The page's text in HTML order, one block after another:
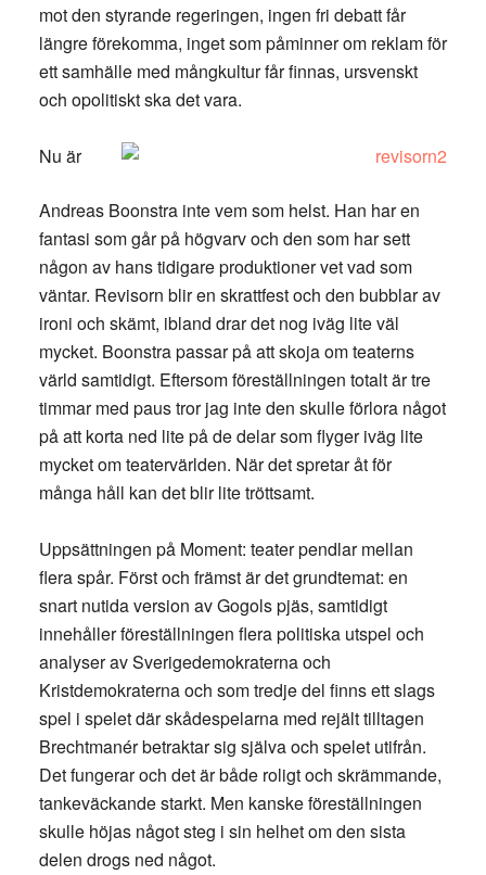
mot den styrande regeringen, ingen fri debatt får
längre förekomma, inget som påminner om reklam för
ett samhälle med mångkultur får finnas, ursvenskt
och opolitiskt ska det vara.
Nu är
Andreas Boonstra inte vem som helst. Han har en
fantasi som går på högvarv och den som har sett
någon av hans tidigare produktioner vet vad som
väntar. Revisorn blir en skrattfest och den bubblar av
ironi och skämt, ibland drar det nog iväg lite väl
mycket. Boonstra passar på att skoja om teaterns
värld samtidigt. Eftersom föreställningen totalt är tre
timmar med paus tror jag inte den skulle förlora något
på att korta ned lite på de delar som flyger iväg lite
mycket om teatervärlden. När det spretar åt för
många håll kan det blir lite tröttsamt.
Uppsättningen på Moment: teater pendlar mellan
flera spår. Först och främst är det grundtemat: en
snart nutida version av Gogols pjäs, samtidigt
innehåller föreställningen flera politiska utspel och
analyser av Sverigedemokraterna och
Kristdemokraterna och som tredje del finns ett slags
spel i spelet där skådespelarna med rejält tilltagen
Brechtmanér betraktar sig själva och spelet utifrån.
Det fungerar och det är både roligt och skrämmande,
tankeväckande starkt. Men kanske föreställningen
skulle höjas något steg i sin helhet om den sista
delen drogs ned något.